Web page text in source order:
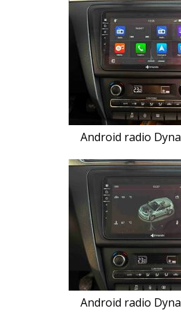
Android radio
Android radio